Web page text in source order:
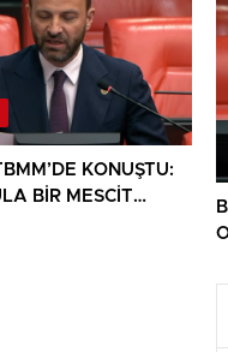
KONUŞTU:
BİR MESCİT